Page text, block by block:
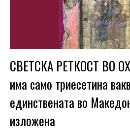
СВЕТСКА РЕТКОСТ ВО
има само триесетина
единствената во
изложена